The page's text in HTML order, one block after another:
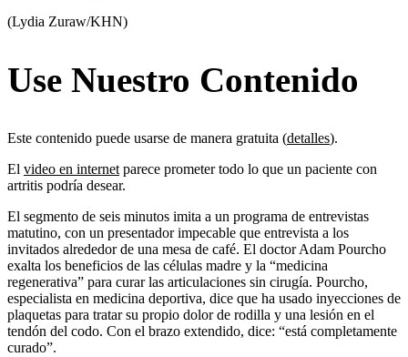
(Lydia Zuraw/KHN)
Use Nuestro Contenido
Este contenido puede usarse de manera gratuita (detalles).
El video en internet parece prometer todo lo que un paciente con
artritis podría desear.
El segmento de seis minutos imita a un programa de entrevistas
matutino, con un presentador impecable que entrevista a los
invitados alrededor de una mesa de café. El doctor Adam Pourcho
exalta los beneficios de las células madre y la “medicina
regenerativa” para curar las articulaciones sin cirugía. Pourcho,
especialista en medicina deportiva, dice que ha usado inyecciones de
plaquetas para tratar su propio dolor de rodilla y una lesión en el
tendón del codo. Con el brazo extendido, dice: “está completamente
curado”.